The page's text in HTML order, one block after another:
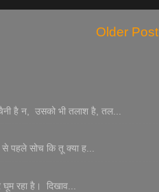
Older Post
है न, उसको भी तलाश है, तल...
पहले सोच कि तू क्या ह...
रहा है। दिखाव...